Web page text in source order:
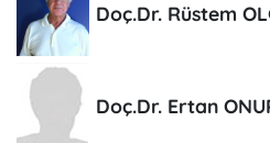
Doç.Dr. Rüstem
Doç.Dr. Ertan